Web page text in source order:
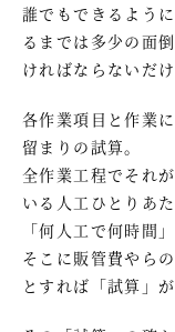
誰でもできるよう
るまでは多少の面
ければならないだけ
各作業項目と作業
留まりの試算。
全作業工程でそれ
いる人工ひとりあ
「何人工で何時間
そこに販管費やら
とすれば「試算」